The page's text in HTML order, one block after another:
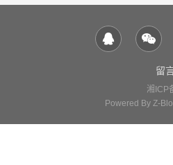
留
湘ICP
Powered By Z-